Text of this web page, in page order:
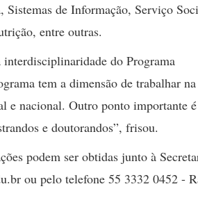
de Informação, Serviço
entre outras.
do Programa
tem a dimensão de trabalhar
e nacional. Outro ponto importante
e doutorandos”, frisou.
podem ser obtidas junto à
ou pelo telefone 55 3332 0452 -